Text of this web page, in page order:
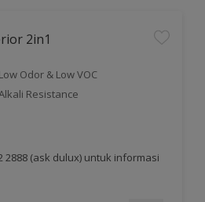
2in1
Low Odor & Low VOC
Resistance
2888 (ask dulux) untuk informasi